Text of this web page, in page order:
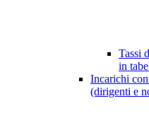
Tassi
in
Incarichi
(dirigenti e